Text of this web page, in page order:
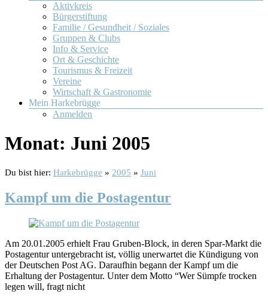
Aktivkreis
Bürgerstiftung
Familie / Gesundheit / Soziales
Gruppen & Clubs
Info & Service
Ort & Geschichte
Tourismus & Freizeit
Vereine
Wirtschaft & Gastronomie
Mein Harkebrügge
Anmelden
Monat: Juni 2005
Du bist hier: Harkebrügge » 2005 » Juni
Kampf um die Postagentur
Am 20.01.2005 erhielt Frau Gruben-Block, in deren Spar-Markt die
Postagentur untergebracht ist, völlig unerwartet die Kündigung von
der Deutschen Post AG. Daraufhin begann der Kampf um die
Erhaltung der Postagentur. Unter dem Motto “Wer Sümpfe trocken
legen will, fragt nicht